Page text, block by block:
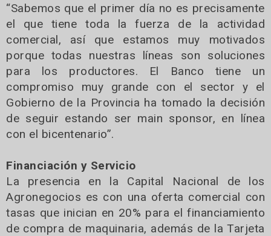
“Sabemos que el primer día no es precisamente
el que tiene toda la fuerza de la actividad
comercial, así que estamos muy motivados
porque todas nuestras líneas son soluciones
para los productores. El Banco tiene un
compromiso muy grande con el sector y el
Gobierno de la Provincia ha tomado la decisión
de seguir estando ser main sponsor, en línea
con el bicentenario”.
Financiación y Servicio
La presencia en la Capital Nacional de los
Agronegocios es con una oferta comercial con
tasas que inician en 20% para el financiamiento
de compra de maquinaria, además de la Tarjeta